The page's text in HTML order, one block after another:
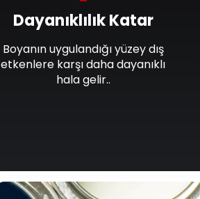
Dayanıklılık Katar
Boyanın uygulandığı yüzey dış
etkenlere karşı daha dayanıklı
hala gelir..